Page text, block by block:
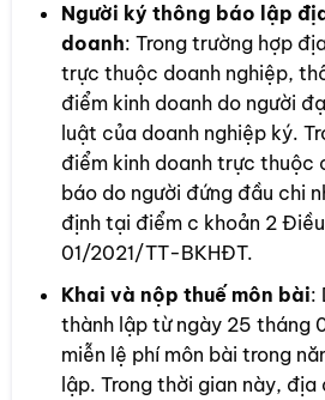
Người ký thông báo lập
doanh: Trong trường hợp
trực thuộc doanh nghiệp,
điểm kinh doanh do người
luật của doanh nghiệp ký.
điểm kinh doanh trực thuộc
báo do người đứng đầu chi
định tại điểm c khoản 2
01/2021/TT-BKHĐT.
Khai và nộp thuế môn bài:
thành lập từ ngày 25 tháng
miễn lệ phí môn bài trong
lập. Trong thời gian này, địa